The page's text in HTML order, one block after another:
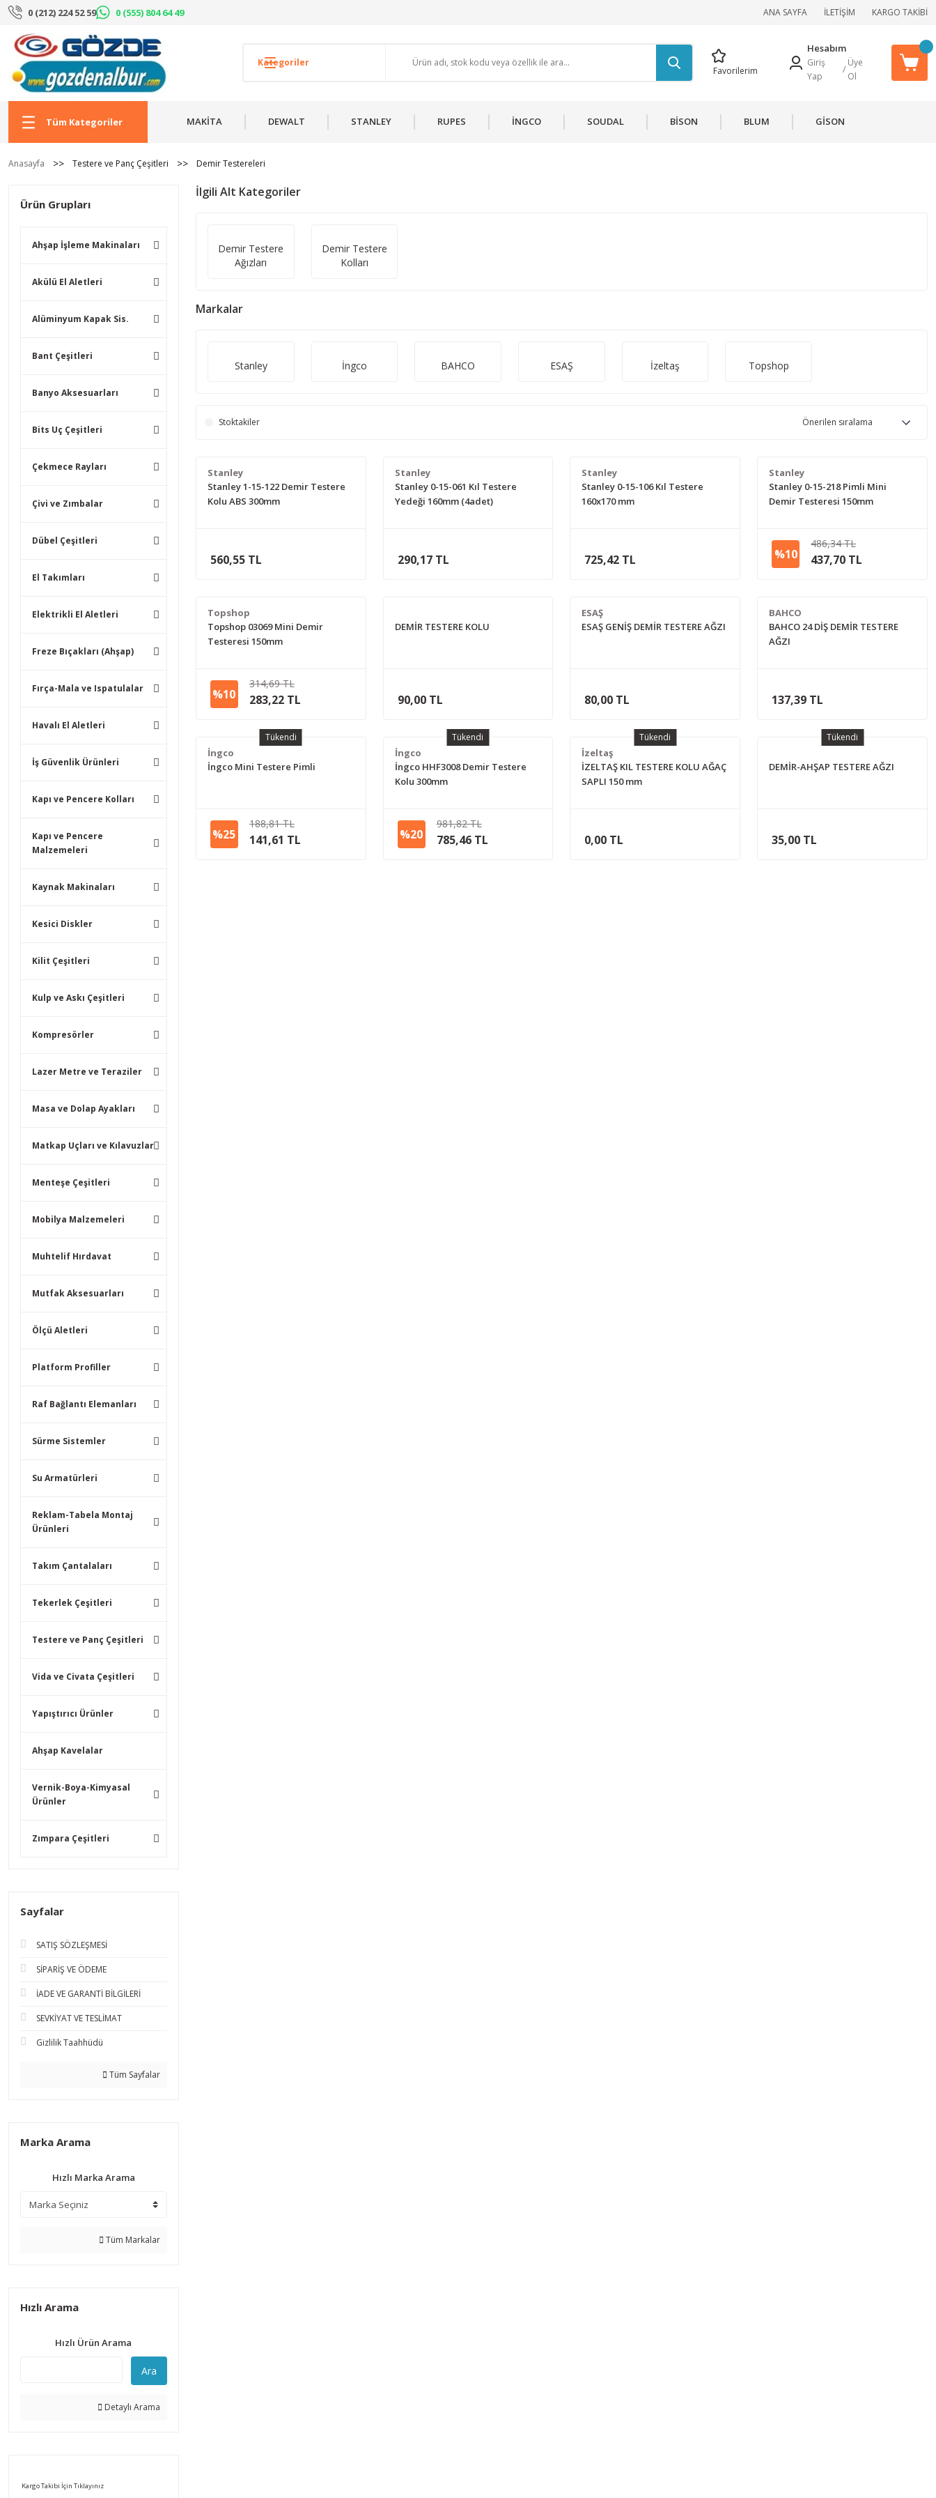
0 (212) 224 52 59 0 (555) 804 64 49 ANA SAYFA İLETİŞİM KARGO TAKİBİ
Favorilerim
Hesabım
Giriş
Yap
/
Üye
Ol
Tüm Kategoriler MAKİTA DEWALT STANLEY RUPES İNGCO SOUDAL BİSON BLUM GİSON
Anasayfa Testere ve Panç Çeşitleri Demir Testereleri
Ürün Grupları
Ahşap İşleme Makinaları
Akülü El Aletleri
Alüminyum Kapak Sis.
Bant Çeşitleri
Banyo Aksesuarları
Bits Uç Çeşitleri
Çekmece Rayları
Çivi ve Zımbalar
Dübel Çeşitleri
El Takımları
Elektrikli El Aletleri
Freze Bıçakları (Ahşap)
Fırça-Mala ve Ispatulalar
Havalı El Aletleri
İş Güvenlik Ürünleri
Kapı ve Pencere Kolları
Kapı ve Pencere
Malzemeleri
Kaynak Makinaları
Kesici Diskler
Kilit Çeşitleri
Kulp ve Askı Çeşitleri
Kompresörler
Lazer Metre ve Teraziler
Masa ve Dolap Ayakları
Matkap Uçları ve Kılavuzlar
Menteşe Çeşitleri
Mobilya Malzemeleri
Muhtelif Hırdavat
Mutfak Aksesuarları
Ölçü Aletleri
Platform Profiller
Raf Bağlantı Elemanları
Sürme Sistemler
Su Armatürleri
Reklam-Tabela Montaj
Ürünleri
Takım Çantalaları
Tekerlek Çeşitleri
Testere ve Panç Çeşitleri
Vida ve Civata Çeşitleri
Yapıştırıcı Ürünler
Ahşap Kavelalar
Vernik-Boya-Kimyasal
Ürünler
Zımpara Çeşitleri
Sayfalar
SATIŞ SÖZLEŞMESİ
SİPARİŞ VE ÖDEME
İADE VE GARANTİ BİLGİLERİ
SEVKİYAT VE TESLİMAT
Gizlilik Taahhüdü
Tüm Sayfalar
Marka Arama
Hızlı Marka Arama
Tüm Markalar
Hızlı Arama
Hızlı Ürün Arama
Ara
Detaylı Arama
Kargo Takibi İçin Tıklayınız
İlgili Alt Kategoriler
Demir Testere
Ağızları
Demir Testere
Kolları
Markalar
Stanley İngco BAHCO ESAŞ İzeltaş Topshop
Stoktakiler
Stanley
Stanley 1-15-122 Demir Testere
Kolu ABS 300mm
560,55 TL
Stanley
Stanley 0-15-061 Kıl Testere
Yedeği 160mm (4adet)
290,17 TL
Stanley
Stanley 0-15-106 Kıl Testere
160x170 mm
725,42 TL
Stanley
Stanley 0-15-218 Pimli Mini
Demir Testeresi 150mm
%10
486,34 TL
437,70 TL
Topshop
Topshop 03069 Mini Demir
Testeresi 150mm
%10
314,69 TL
283,22 TL
DEMİR TESTERE KOLU
90,00 TL
ESAŞ
ESAŞ GENİŞ DEMİR TESTERE AĞZI
80,00 TL
BAHCO
BAHCO 24 DİŞ DEMİR TESTERE
AĞZI
137,39 TL
Tükendi
İngco
İngco Mini Testere Pimli
%25
188,81 TL
141,61 TL
Tükendi
İngco
İngco HHF3008 Demir Testere
Kolu 300mm
%20
981,82 TL
785,46 TL
Tükendi
İzeltaş
İZELTAŞ KIL TESTERE KOLU AĞAÇ
SAPLI 150 mm
0,00 TL
Tükendi
DEMİR-AHŞAP TESTERE AĞZI
35,00 TL